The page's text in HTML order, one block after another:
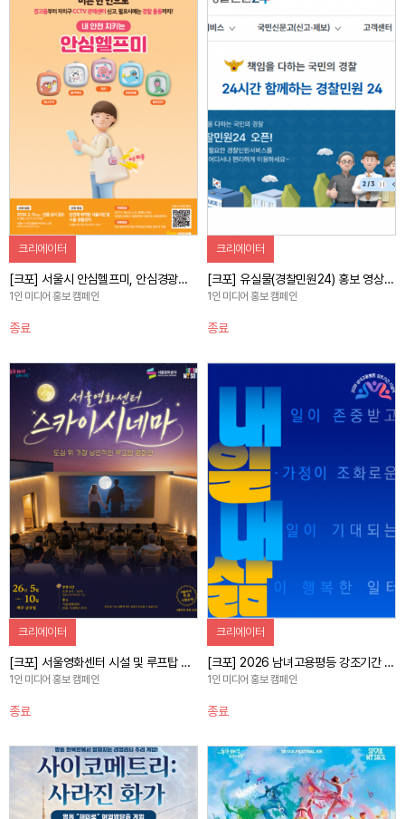
자세히 보기
크리에이터
[크포] 서울시 안심헬프미, 안심경광등, 안심이앱 홍보 캠페인
1인 미디어 홍보 캠페인
종료
자세히 보기
크리에이터
[크포] 유실물(경찰민원24) 홍보 영상 제작 캠페인
1인 미디어 홍보 캠페인
종료
자세히 보기
크리에이터
[크포] 서울영화센터 시설 및 루프탑 프로그램 홍보 캠페인
1인 미디어 홍보 캠페인
종료
크리에이터
[크포] 2026 남녀고용평등 강조기간 및 기념식 사전홍보 캠페인
1인 미디어 홍보 캠페인
종료